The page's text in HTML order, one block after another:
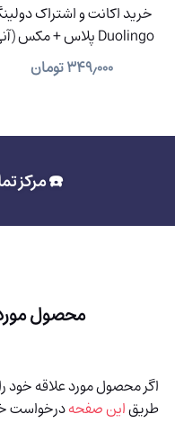
خرید اکانت و اشتراک
Duolingo پلاس + مکس (آنی)
۳۴۹٫۰۰۰تومان
☎️ مرکز تماس :
محصول
اگر محصول مورد علاقه خود
طریقاین صفحهدرخواست